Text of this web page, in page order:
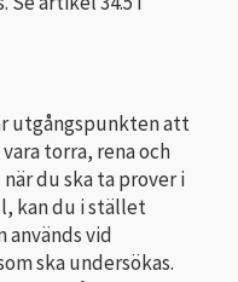
utgångspunkten att
torra, rena och
du ska ta prover i
kan du i stället
används vid
ska undersökas.